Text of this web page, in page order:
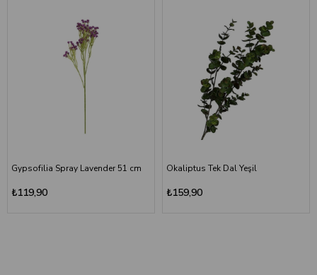
Gypsofilia Spray Lavender 51 cm
₺119,90
Okaliptus Tek Dal Yeşil
₺159,90